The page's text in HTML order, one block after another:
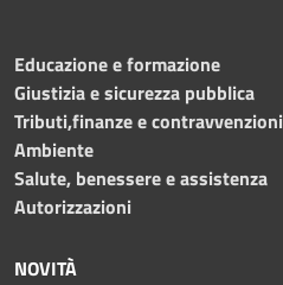
Educazione e formazione
Giustizia e sicurezza pubblica
Tributi,finanze e contravvenzioni
Ambiente
Salute, benessere e assistenza
Autorizzazioni
NOVITÀ